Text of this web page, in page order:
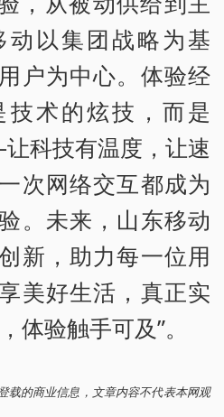
以集团战略为基
户为中心。体验经
术的炫技，而是
科技有温度，让速
次网络交互都成为
。未来，山东移动
新，助力每一位用
美好生活，真正实
体验触手可及”。
载的商业信息，文章内容不代表本网观